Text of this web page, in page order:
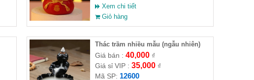
Xem chi tiết
Giỏ hàng
Thác trầm nhiều mẫu (ngẫu nhiên)
Giá bán : 40,000₫
Giá sỉ VIP : 35,000₫
Mã SP: 12600